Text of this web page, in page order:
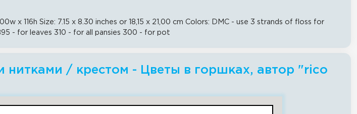
x 116h Size: 7.15 x 8.30 inches or 18,15 x 21,00 cm Colors: DMC - use 3 strands of floss for
- for leaves 310 - for all pansies 300 - for pot
нитками / крестом - Цветы в горшках, автор "rico